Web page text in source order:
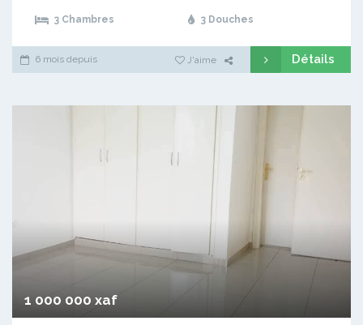
3 Chambres 3 Douches
6 mois depuis J'aime Détails
1 000 000 xaf